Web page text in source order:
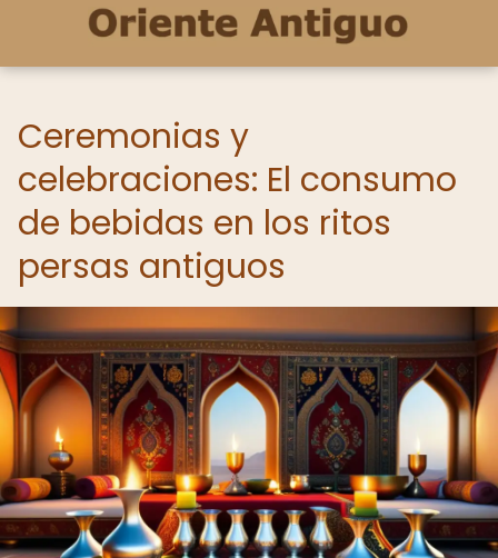
Ceremonias y
celebraciones: El consumo
de bebidas en los ritos
persas antiguos